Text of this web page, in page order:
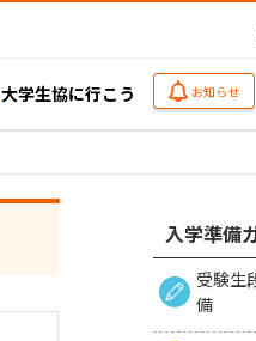
大学生協に行こう お知らせ
入学準備
受験生
備